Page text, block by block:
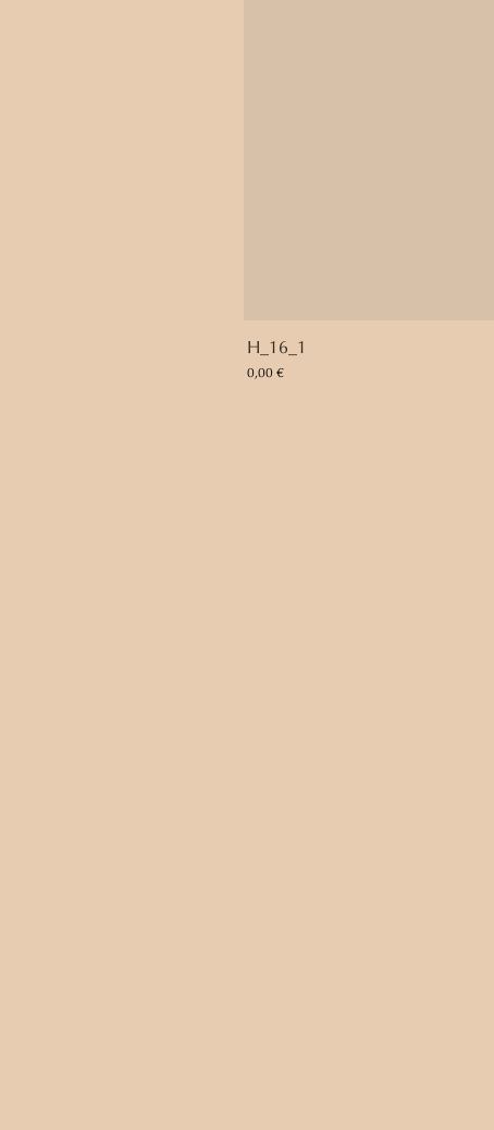
H_16_1
Preis
0,00 €